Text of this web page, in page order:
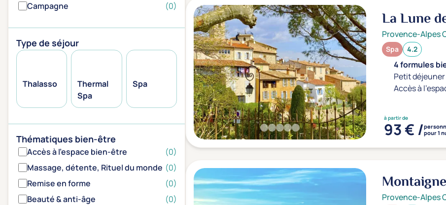
Campagne
(0)
Type de séjour
Thalasso
Thermal
Spa
Spa
Thématiques bien-être
Accès à l'espace bien-être
(0)
Massage, détente, Rituel du monde (0)
Remise en forme
(0)
Beauté & anti-âge
(0)
La Lune
Provence-Alpes
Spa 4.2
4 formules
Petit
Accès à
à partir de
93 € /pour 1
Provence-Alpes